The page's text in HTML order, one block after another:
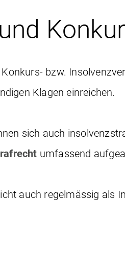
bzw.
Klagen einreichen.
sich auch
umfassend
auch regelmässig als